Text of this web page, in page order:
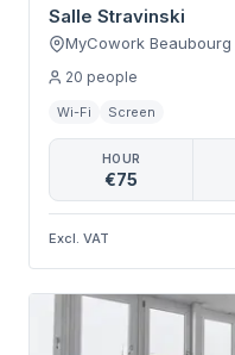
Salle Stravinski
MyCowork Beaubourg
20 people
Wi-Fi Screen
HOUR
€75
Excl. VAT